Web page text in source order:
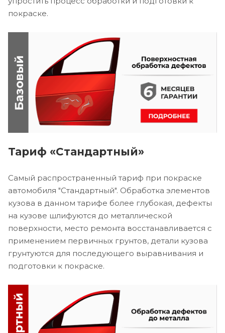
покраске.
Тариф «Стандартный»
Самый распространенный тариф при покраске
автомобиля "Стандартный". Обработка элементов
кузова в данном тарифе более глубокая, дефекты
на кузове шлифуются до металлической
поверхности, место ремонта восстанавливается с
применением первичных грунтов, детали кузова
грунтуются для последующего выравнивания и
подготовки к покраске.